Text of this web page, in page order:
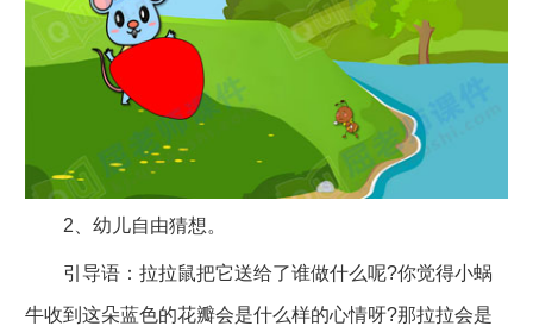
2、幼儿自由猜想。
引导语：拉拉鼠把它送给了谁做什么呢?你觉得小蜗
牛收到这朵蓝色的花瓣会是什么样的心情呀?那拉拉会是